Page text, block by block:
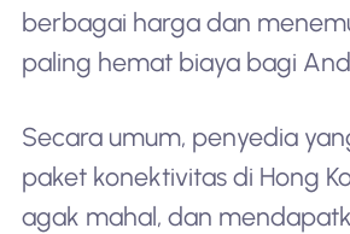
berbagai harga dan
paling hemat biaya bagi
Secara umum, penyedia
paket konektivitas di Hong
agak mahal, dan